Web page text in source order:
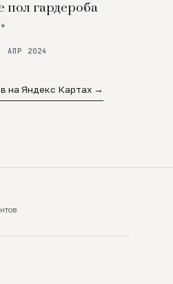
пол гардероба
АПР 2024
на Яндекс Картах →